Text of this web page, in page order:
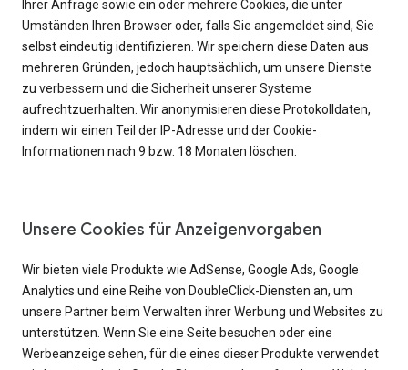
Ihrer Anfrage sowie ein oder mehrere Cookies, die unter
Umständen Ihren Browser oder, falls Sie angemeldet sind, Sie
selbst eindeutig identifizieren. Wir speichern diese Daten aus
mehreren Gründen, jedoch hauptsächlich, um unsere Dienste
zu verbessern und die Sicherheit unserer Systeme
aufrechtzuerhalten. Wir anonymisieren diese Protokolldaten,
indem wir einen Teil der IP-Adresse und der Cookie-
Informationen nach 9 bzw. 18 Monaten löschen.
Unsere Cookies für Anzeigenvorgaben
Wir bieten viele Produkte wie AdSense, Google Ads, Google
Analytics und eine Reihe von DoubleClick-Diensten an, um
unsere Partner beim Verwalten ihrer Werbung und Websites zu
unterstützen. Wenn Sie eine Seite besuchen oder eine
Werbeanzeige sehen, für die eines dieser Produkte verwendet